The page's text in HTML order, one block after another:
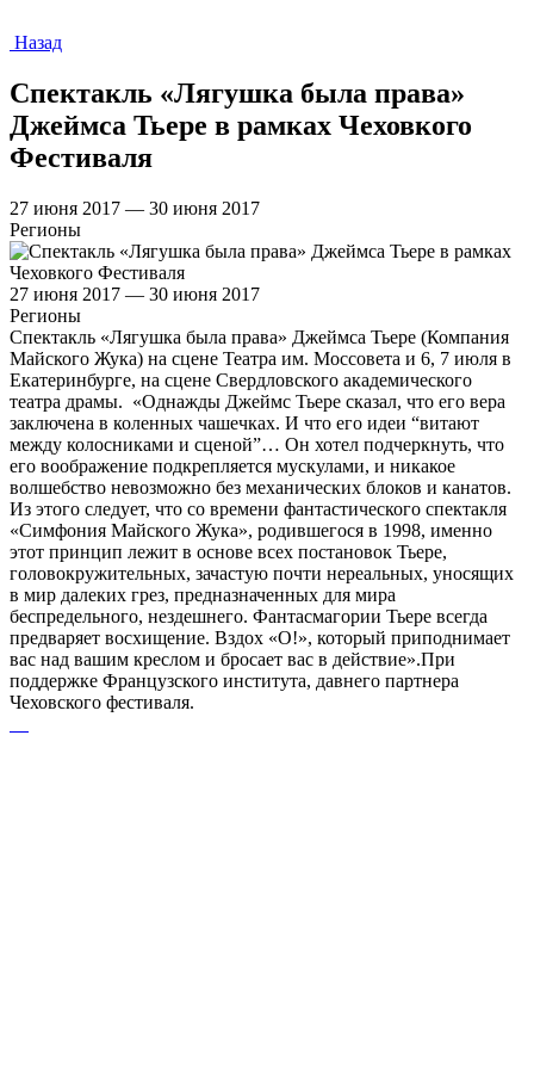
Назад
Спектакль «Лягушка была права»
Джеймса Тьере в рамках Чеховкого
Фестиваля
27 июня 2017 — 30 июня 2017
Регионы
27 июня 2017 — 30 июня 2017
Регионы
Спектакль «Лягушка была права» Джеймса Тьере (Компания
Майского Жука) на сцене Театра им. Моссовета и 6, 7 июля в
Екатеринбурге, на сцене Свердловского академического
театра драмы. «Однажды Джеймс Тьере сказал, что его вера
заключена в коленных чашечках. И что его идеи “витают
между колосниками и сценой”… Он хотел подчеркнуть, что
его воображение подкрепляется мускулами, и никакое
волшебство невозможно без механических блоков и канатов.
Из этого следует, что со времени фантастического спектакля
«Симфония Майского Жука», родившегося в 1998, именно
этот принцип лежит в основе всех постановок Тьере,
головокружительных, зачастую почти нереальных, уносящих
в мир далеких грез, предназначенных для мира
беспредельного, нездешнего. Фантасмагории Тьере всегда
предваряет восхищение. Вздох «О!», который приподнимает
вас над вашим креслом и бросает вас в действие».При
поддержке Французского института, давнего партнера
Чеховского фестиваля.